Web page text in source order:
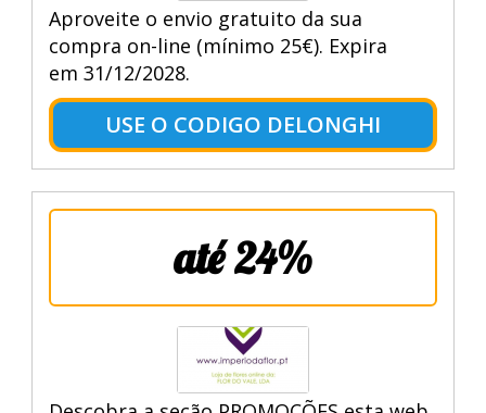
Aproveite o envio gratuito da sua
compra on-line (mínimo 25€). Expira
em 31/12/2028.
USE O CODIGO DELONGHI
até 24%